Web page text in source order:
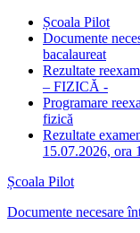
Școala Pilot
Documente
bacalaureat
Rezultate
– FIZICĂ -
Programare
fizică
Rezultate
15.07.2026, ora
Școala Pilot
Documente necesare